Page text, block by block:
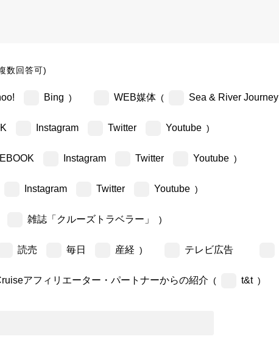
数回答可)
Bing ) WEB媒体 ( Sea & River Journey
Instagram Twitter Youtube )
Instagram Twitter Youtube )
Instagram Twitter Youtube )
雑誌「クルーズトラベラー」 )
読売 毎日 産経 ) テレビ広告
アフィリエーター・パートナーからの紹介 ( t&t )